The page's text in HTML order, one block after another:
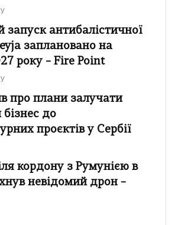
запуск антибалістичної
заплановано на
року – Fire Point
про плани залучати
бізнес до
проєктів у Сербії
кордону з Румунією в
невідомий дрон –